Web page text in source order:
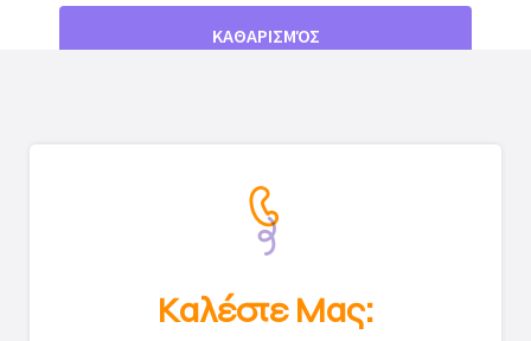
Καλέστε Μας: